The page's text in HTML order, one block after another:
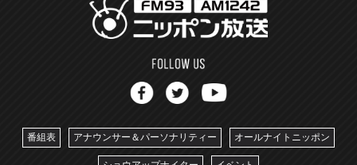
番組表 アナウンサー＆パーソナリティー オールナイトニッポン